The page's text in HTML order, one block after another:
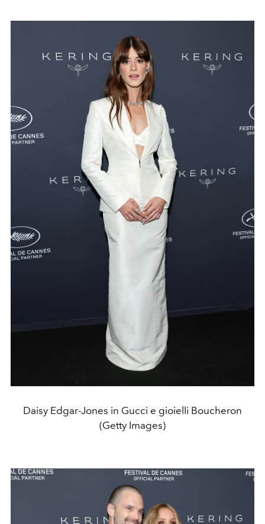
Daisy Edgar-Jones in Gucci e gioielli Boucheron
(Getty Images)